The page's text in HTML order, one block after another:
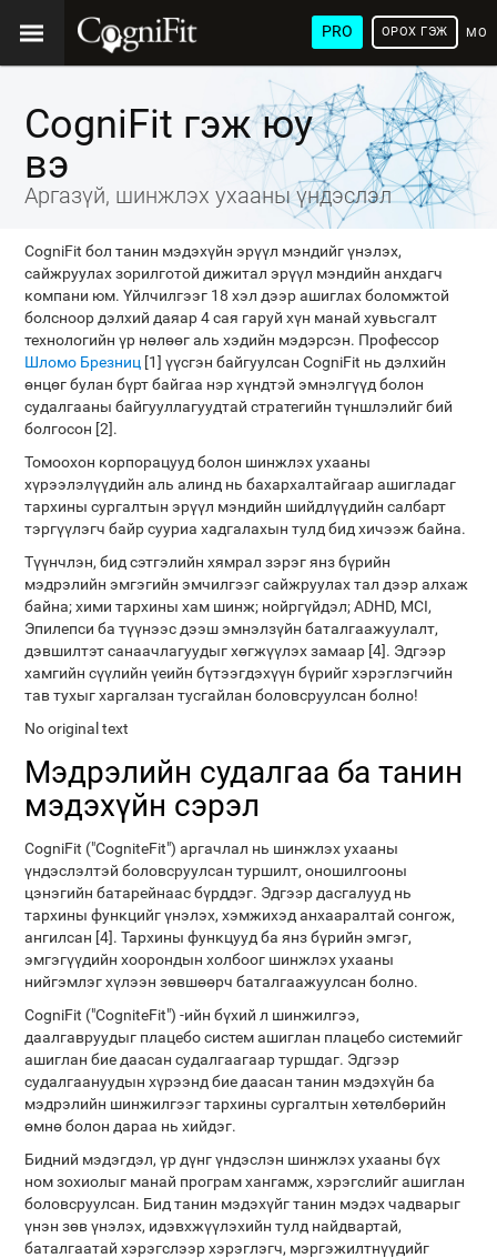
PRO
ХЭЛ
ОРОХ ГЭЖ
CogniFit гэж юу
вэ
Аргазүй, шинжлэх ухааны үндэслэл
CogniFit бол танин мэдэхүйн эрүүл мэндийг үнэлэх,
сайжруулах зорилготой дижитал эрүүл мэндийн анхдагч
компани юм. Үйлчилгээг 18 хэл дээр ашиглах боломжтой
болсноор дэлхий даяар 4 сая гаруй хүн манай хувьсгалт
технологийн үр нөлөөг аль хэдийн мэдэрсэн. Профессор
Шломо Брезниц [1] үүсгэн байгуулсан CogniFit нь дэлхийн
өнцөг булан бүрт байгаа нэр хүндтэй эмнэлгүүд болон
судалгааны байгууллагуудтай стратегийн түншлэлийг бий
болгосон [2].
Томоохон корпорацууд болон шинжлэх ухааны
хүрээлэлүүдийн аль алинд нь бахархалтайгаар ашигладаг
тархины сургалтын эрүүл мэндийн шийдлүүдийн салбарт
тэргүүлэгч байр сууриа хадгалахын тулд бид хичээж байна.
Түүнчлэн, бид сэтгэлийн хямрал зэрэг янз бүрийн
мэдрэлийн эмгэгийн эмчилгээг сайжруулах тал дээр алхаж
байна; хими тархины хам шинж; нойргүйдэл; ADHD, MCI,
Эпилепси ба түүнээс дээш эмнэлзүйн баталгаажуулалт,
дэвшилтэт санаачлагуудыг хөгжүүлэх замаар [4]. Эдгээр
хамгийн сүүлийн үеийн бүтээгдэхүүн бүрийг хэрэглэгчийн
тав тухыг харгалзан тусгайлан боловсруулсан болно!
No original text
Мэдрэлийн судалгаа ба танин
мэдэхүйн сэрэл
CogniFit ("CogniteFit") аргачлал нь шинжлэх ухааны
үндэслэлтэй боловсруулсан туршилт, оношилгооны
цэнэгийн батарейнаас бүрддэг. Эдгээр дасгалууд нь
тархины функцийг үнэлэх, хэмжихэд анхааралтай сонгож,
ангилсан [4]. Тархины функцууд ба янз бүрийн эмгэг,
эмгэгүүдийн хоорондын холбоог шинжлэх ухааны
нийгэмлэг хүлээн зөвшөөрч баталгаажуулсан болно.
CogniFit ("CogniteFit") -ийн бүхий л шинжилгээ,
даалгавруудыг плацебо систем ашиглан плацебо системийг
ашиглан бие даасан судалгаагаар туршдаг. Эдгээр
судалгаануудын хүрээнд бие даасан танин мэдэхүйн ба
мэдрэлийн шинжилгээг тархины сургалтын хөтөлбөрийн
өмнө болон дараа нь хийдэг.
Бидний мэдэгдэл, үр дүнг үндэслэн шинжлэх ухааны бүх
ном зохиолыг манай програм хангамж, хэрэгслийг ашиглан
боловсруулсан. Бид танин мэдэхүйг танин мэдэх чадварыг
үнэн зөв үнэлэх, идэвхжүүлэхийн тулд найдвартай,
баталгаатай хэрэгслээр хэрэглэгч, мэргэжилтнүүдийг